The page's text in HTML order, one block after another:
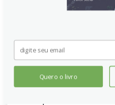
Ouro engasga
com incertezas
Quero o livro